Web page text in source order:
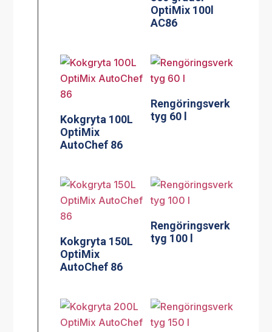
OptiMix 100l
AC86
Kokgryta 100L
OptiMix
AutoChef 86
Rengöringsverk
tyg 60 l
Kokgryta 150L
OptiMix
AutoChef 86
Rengöringsverk
tyg 100 l